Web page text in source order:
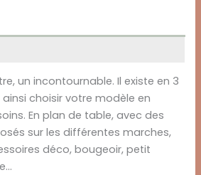
un incontournable. Il existe en 3
choisir votre modèle en
En plan de table, avec des
sur les différentes marches,
déco, bougeoir, petit